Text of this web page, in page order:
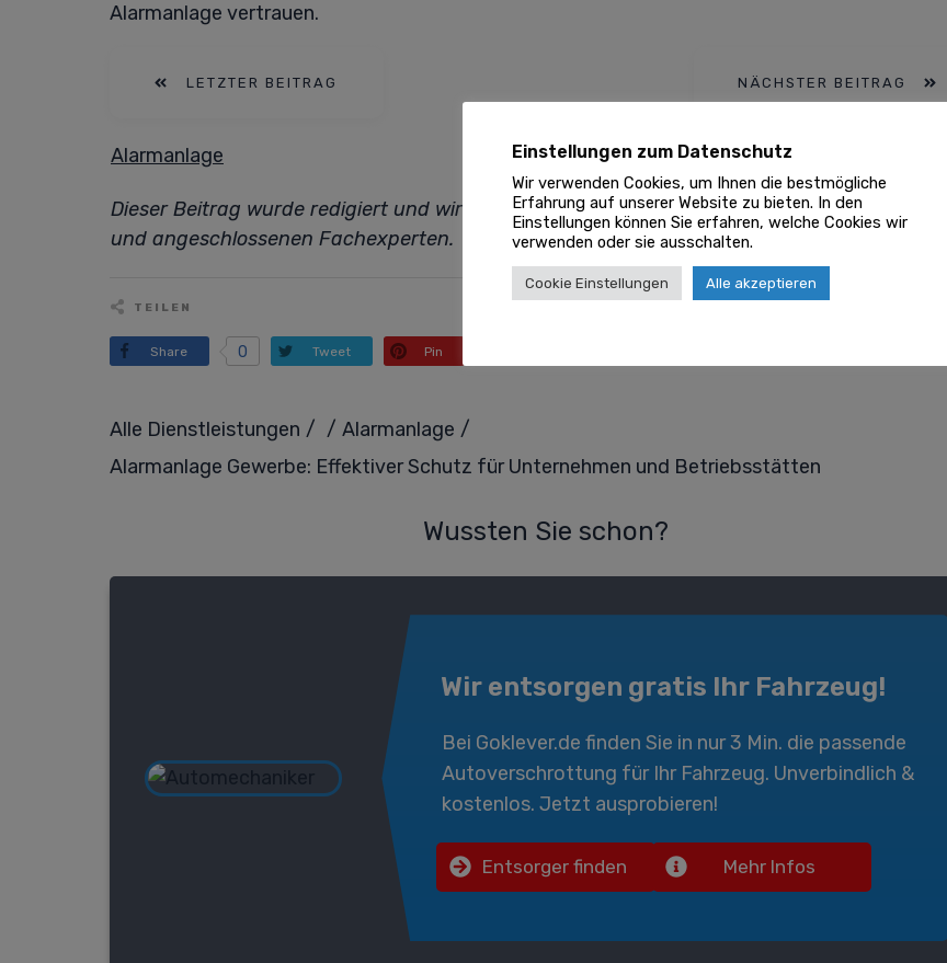
Alarmanlage vertrauen.
LETZTER BEITRAG NÄCHSTER BEITRAG
Alarmanlage
Dieser Beitrag wurde redigiert und wird regelmäßig geprüft von unsererGoklever Redaktion
und angeschlossenen Fachexperten.
TEILEN
Share 0 Tweet Pin
Alle Dienstleistungen / / Alarmanlage /
Alarmanlage Gewerbe: Effektiver Schutz für Unternehmen und Betriebsstätten
Wussten Sie schon?
Wir entsorgen gratis Ihr Fahrzeug!
Bei Goklever.de finden Sie in nur 3 Min. die passende
Autoverschrottung für Ihr Fahrzeug. Unverbindlich &
kostenlos. Jetzt ausprobieren!
Entsorger finden Mehr Infos
Einstellungen zum Datenschutz
Wir verwenden Cookies, um Ihnen die bestmögliche
Erfahrung auf unserer Website zu bieten. In den
Einstellungen können Sie erfahren, welche Cookies wir
verwenden oder sie ausschalten.
Cookie Einstellungen Alle akzeptieren